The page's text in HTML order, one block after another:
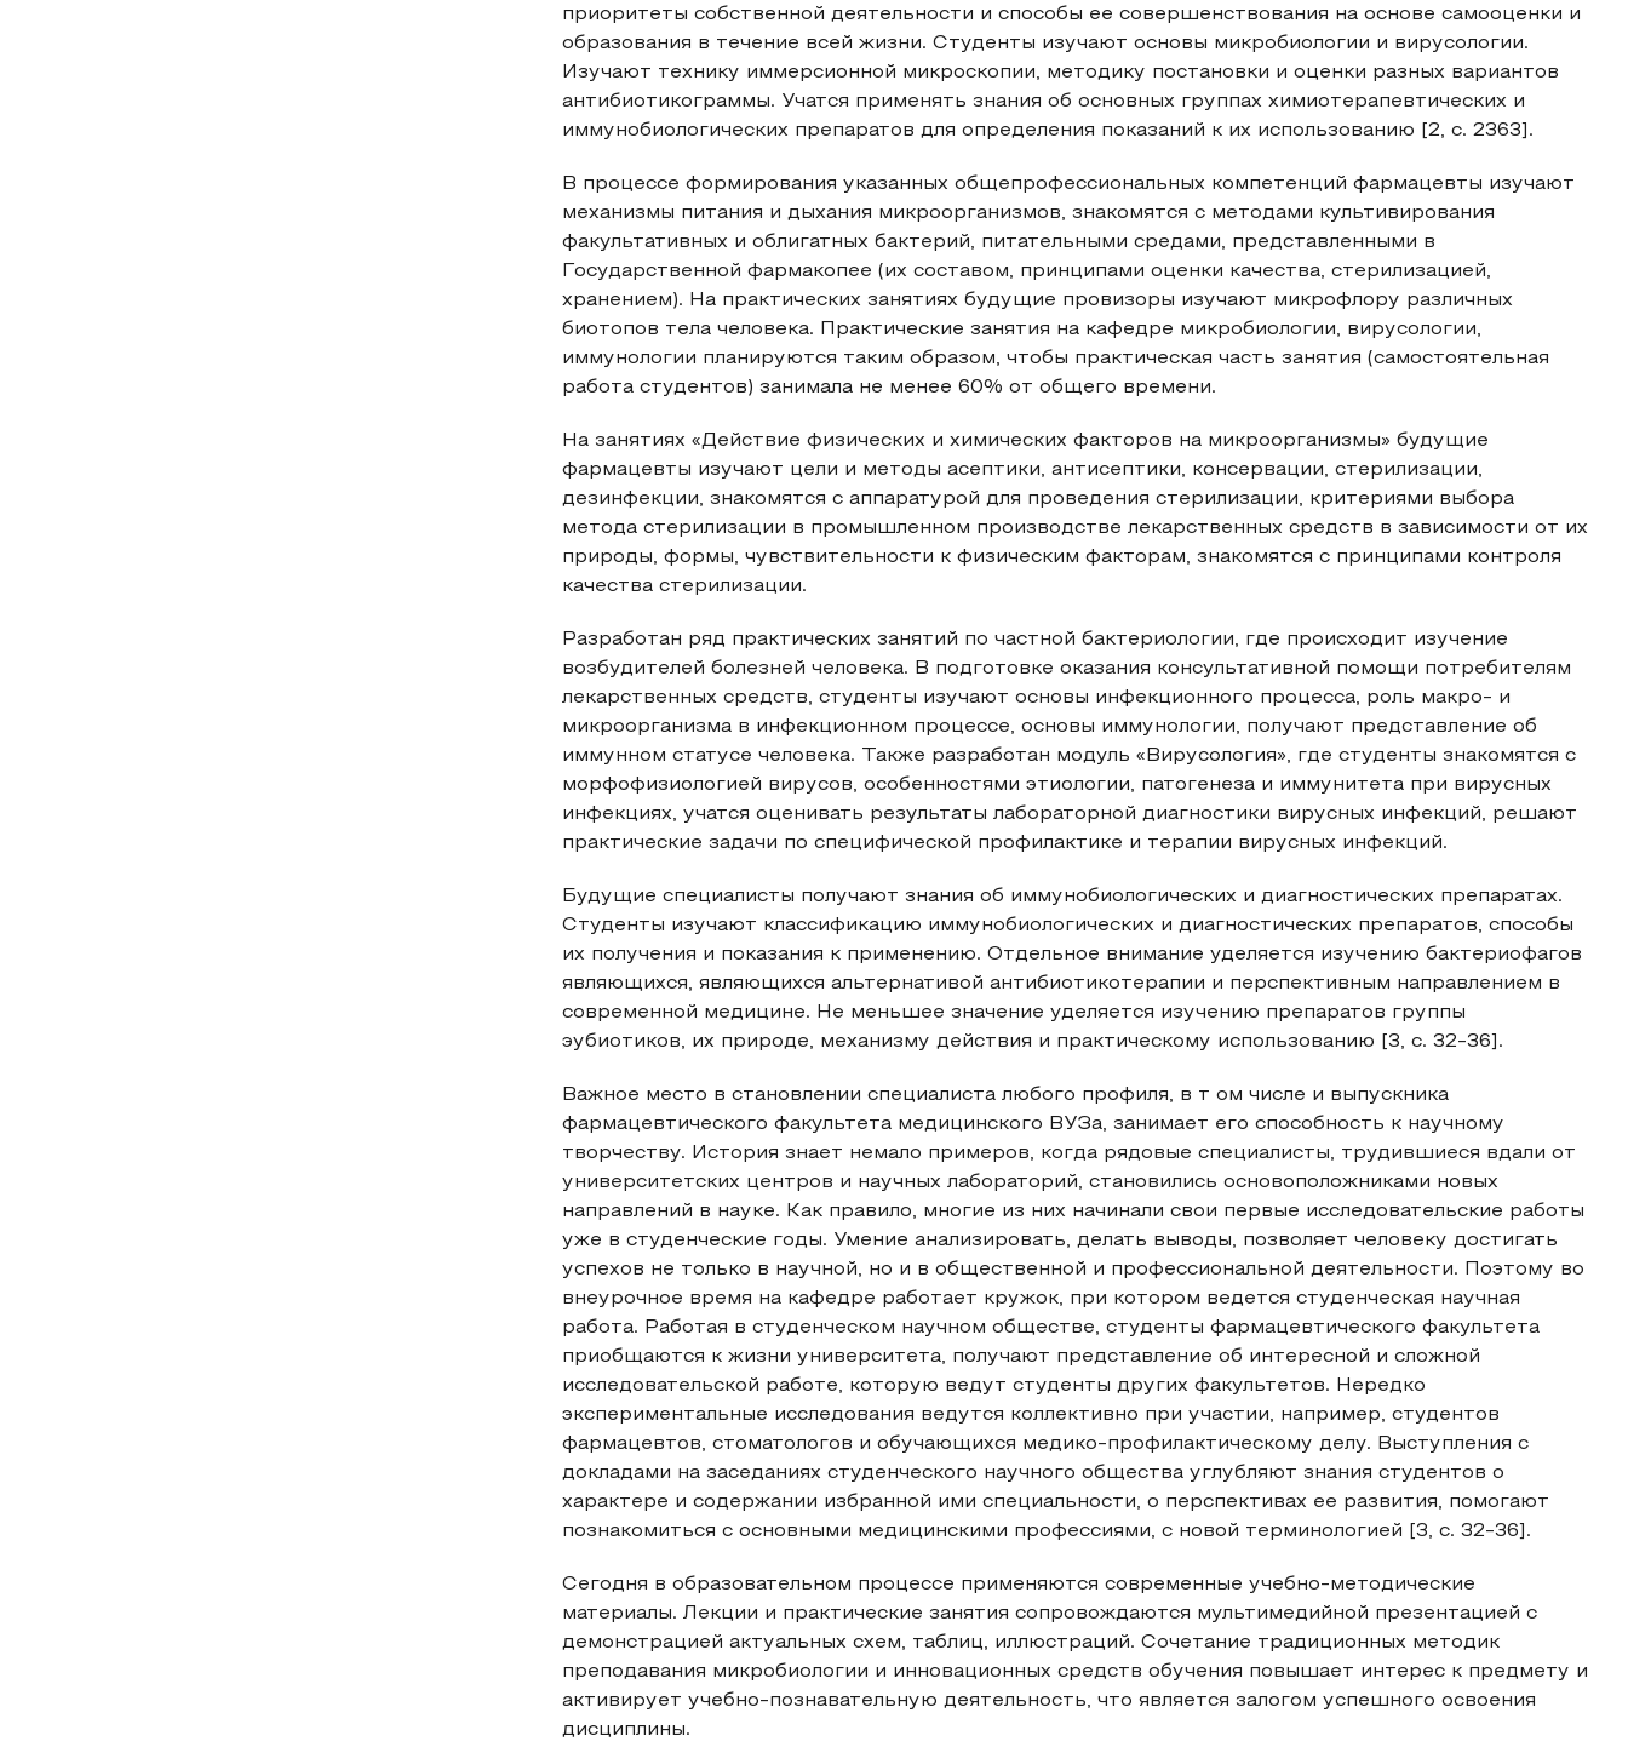
приоритеты собственной деятельности и способы ее совершенствования на основе самооценки и
образования в течение всей жизни. Студенты изучают основы микробиологии и вирусологии.
Изучают технику иммерсионной микроскопии, методику постановки и оценки разных вариантов
антибиотикограммы. Учатся применять знания об основных группах химиотерапевтических и
иммунобиологических препаратов для определения показаний к их использованию [2, с. 2363].
В процессе формирования указанных общепрофессиональных компетенций фармацевты изучают
механизмы питания и дыхания микроорганизмов, знакомятся с методами культивирования
факультативных и облигатных бактерий, питательными средами, представленными в
Государственной фармакопее (их составом, принципами оценки качества, стерилизацией,
хранением). На практических занятиях будущие провизоры изучают микрофлору различных
биотопов тела человека. Практические занятия на кафедре микробиологии, вирусологии,
иммунологии планируются таким образом, чтобы практическая часть занятия (самостоятельная
работа студентов) занимала не менее 60% от общего времени.
На занятиях «Действие физических и химических факторов на микроорганизмы» будущие
фармацевты изучают цели и методы асептики, антисептики, консервации, стерилизации,
дезинфекции, знакомятся с аппаратурой для проведения стерилизации, критериями выбора
метода стерилизации в промышленном производстве лекарственных средств в зависимости от их
природы, формы, чувствительности к физическим факторам, знакомятся с принципами контроля
качества стерилизации.
Разработан ряд практических занятий по частной бактериологии, где происходит изучение
возбудителей болезней человека. В подготовке оказания консультативной помощи потребителям
лекарственных средств, студенты изучают основы инфекционного процесса, роль макро- и
микроорганизма в инфекционном процессе, основы иммунологии, получают представление об
иммунном статусе человека. Также разработан модуль «Вирусология», где студенты знакомятся с
морфофизиологией вирусов, особенностями этиологии, патогенеза и иммунитета при вирусных
инфекциях, учатся оценивать результаты лабораторной диагностики вирусных инфекций, решают
практические задачи по специфической профилактике и терапии вирусных инфекций.
Будущие специалисты получают знания об иммунобиологических и диагностических препаратах.
Студенты изучают классификацию иммунобиологических и диагностических препаратов, способы
их получения и показания к применению. Отдельное внимание уделяется изучению бактериофагов
являющихся, являющихся альтернативой антибиотикотерапии и перспективным направлением в
современной медицине. Не меньшее значение уделяется изучению препаратов группы
эубиотиков, их природе, механизму действия и практическому использованию [3, c. 32-36].
Важное место в становлении специалиста любого профиля, в т ом числе и выпускника
фармацевтического факультета медицинского ВУЗа, занимает его способность к научному
творчеству. История знает немало примеров, когда рядовые специалисты, трудившиеся вдали от
университетских центров и научных лабораторий, становились основоположниками новых
направлений в науке. Как правило, многие из них начинали свои первые исследовательские работы
уже в студенческие годы. Умение анализировать, делать выводы, позволяет человеку достигать
успехов не только в научной, но и в общественной и профессиональной деятельности. Поэтому во
внеурочное время на кафедре работает кружок, при котором ведется студенческая научная
работа. Работая в студенческом научном обществе, студенты фармацевтического факультета
приобщаются к жизни университета, получают представление об интересной и сложной
исследовательской работе, которую ведут студенты других факультетов. Нередко
экспериментальные исследования ведутся коллективно при участии, например, студентов
фармацевтов, стоматологов и обучающихся медико-профилактическому делу. Выступления с
докладами на заседаниях студенческого научного общества углубляют знания студентов о
характере и содержании избранной ими специальности, о перспективах ее развития, помогают
познакомиться с основными медицинскими профессиями, с новой терминологией [3, c. 32-36].
Сегодня в образовательном процессе применяются современные учебно-методические
материалы. Лекции и практические занятия сопровождаются мультимедийной презентацией с
демонстрацией актуальных схем, таблиц, иллюстраций. Сочетание традиционных методик
преподавания микробиологии и инновационных средств обучения повышает интерес к предмету и
активирует учебно-познавательную деятельность, что является залогом успешного освоения
дисциплины.